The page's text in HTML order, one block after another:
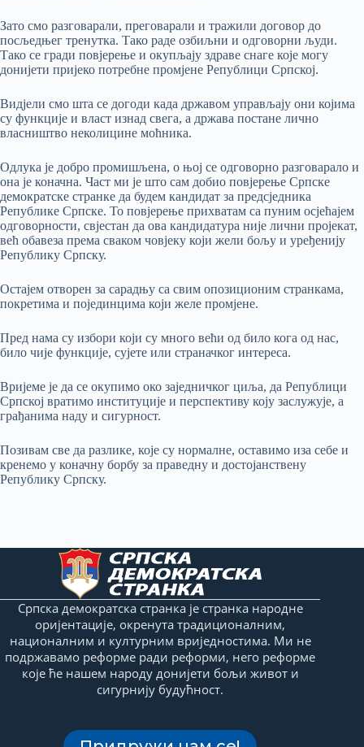
Зато смо разговарали, преговарали и тражили договор до
посљедњег тренутка. Тако раде озбиљни и одговорни људи.
Тако се гради повјерење и окупљају здраве снаге које могу
донијети пријеко потребне промјене Републици Српској.
Видјели смо шта се догоди када државом управљају они којима
су функције и власт изнад свега, а држава постане лично
власништво неколицине моћника.
Одлука је добро промишљена, о њој се одговорно разговарало и
она је коначна. Част ми је што сам добио повјерење Српске
демократске странке да будем кандидат за предсједника
Републике Српске. То повјерење прихватам са пуним осјећајем
одговорности, свјестан да ова кандидатура није лични пројекат,
већ обавеза према сваком човјеку који жели бољу и уређенију
Републику Српску.
Остајем отворен за сарадњу са свим опозиционим странкама,
покретима и појединцима који желе промјене.
Пред нама су избори који су много већи од било кога од нас,
било чије функције, сујете или страначког интереса.
Вријеме је да се окупимо око заједничког циља, да Републици
Српској вратимо институције и перспективу коју заслужује, а
грађанима наду и сигурност.
Позивам све да разлике, које су нормалне, оставимо иза себе и
кренемо у коначну борбу за праведну и достојанствену
Републику Српску.
Српска демократска странка је странка народне
оријентације, окренута традиционалним,
националним и културним вриједностима. Ми не
подржавамо реформе ради реформи, него реформе
које ће нашем народу донијети бољи живот и
сигурнију будућност.